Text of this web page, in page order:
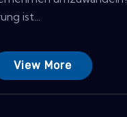
ist...
View More